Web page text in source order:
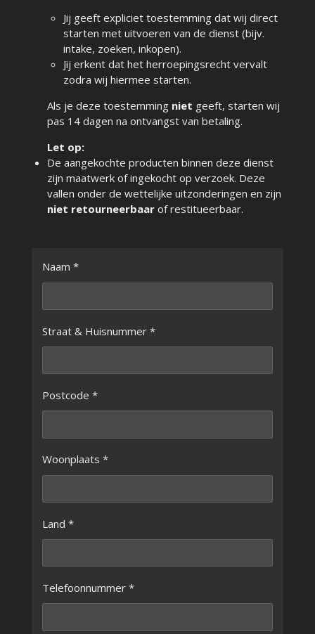
Jij geeft expliciet toestemming dat wij direct
starten met uitvoeren van de dienst (bijv.
intake, zoeken, inkopen).
Jij erkent dat het herroepingsrecht vervalt
zodra wij hiermee starten.
Als je deze toestemming niet geeft, starten wij
pas 14 dagen na ontvangst van betaling.
Let op:
De aangekochte producten binnen deze dienst
zijn maatwerk of ingekocht op verzoek. Deze
vallen onder de wettelijke uitzonderingen en zijn
niet retourneerbaar of restitueerbaar.
Naam *
Straat & Huisnummer *
Postcode *
Woonplaats *
Land *
Telefoonnummer *